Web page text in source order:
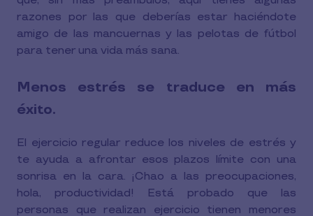
razones por las que deberías estar haciéndote
amigo de las mancuernas y las pelotas de fútbol
para tener una vida más sana.
Menos estrés se traduce en más
éxito.
El ejercicio regular reduce los niveles de estrés y
te ayuda a afrontar esos plazos límite con una
sonrisa en la cara. ¡Chao a las preocupaciones,
hola, productividad! Está probado que las
personas que realizan ejercicio tienen menores